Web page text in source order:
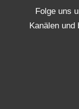
Folge uns
Kanälen